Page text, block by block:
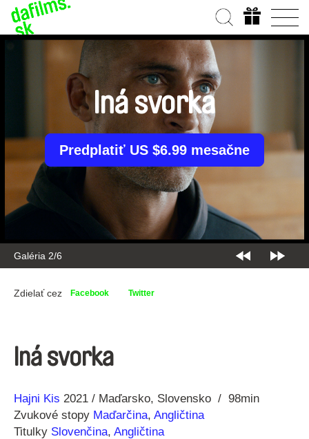
Galéria 2/6
Iná svorka
Predplatiť US $6.99 mesačne
Zdielať cez Facebook Twitter
Iná svorka
Réžia
Hajni Kis
Rok
výroby
2021 Maďarsko Slovensko
98min
Zvukové stopy Maďarčina, Angličtina
Titulky Slovenčina, Angličtina